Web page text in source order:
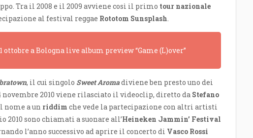
Tra il 2008 e il 2009 avviene così il primo tour nazionale
al festival reggae Rototom Sunsplash
ottobre a Bologna live album preview “Game (L)over”
, il cui singolo Sweet Aromadiviene ben presto uno dei
novembre 2010 viene rilasciato il videoclip, diretto da Stefano
nome a un riddim che vede la partecipazione con altri artisti
2010 sono chiamati a suonare all’Heineken Jammin’ Festival
l’anno successivo ad aprire il concerto di Vasco Rossi